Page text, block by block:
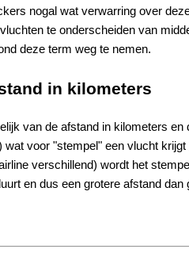
nogal wat verwarring over
te onderscheiden van
deze term weg te nemen.
in kilometers
van de afstand in kilometers en
voor "stempel" een vlucht krijgt
verschillend) wordt het
en dus een grotere afstand dan